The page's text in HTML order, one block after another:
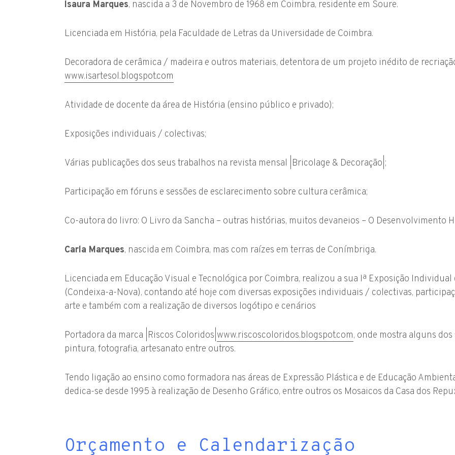
Isaura Marques, nascida a 3 de Novembro de 1968 em Coimbra, residente em Soure.
Licenciada em História, pela Faculdade de Letras da Universidade de Coimbra.
Decoradora de cerâmica / madeira e outros materiais, detentora de um projeto inédito de
www.isartesol.blogspot.com
Atividade de docente da área de História (ensino público e privado);
Exposições individuais / colectivas;
Várias publicações dos seus trabalhos na revista mensal |Bricolage & Decoração|;
Participação em fóruns e sessões de esclarecimento sobre cultura cerâmica;
Co-autora do livro: O Livro da Sancha – outras histórias, muitos devaneios – O Desenvolvimento
Carla Marques, nascida em Coimbra, mas com raízes em terras de Conímbriga.
Licenciada em Educação Visual e Tecnológica por Coimbra, realizou a sua Iª Exposição Individual
(Condeixa-a-Nova), contando até hoje com diversas exposições individuais / colectivas,
arte e também com a realização de diversos logótipo e cenários
Portadora da marca |Riscos Coloridos| www.riscoscoloridos.blogspot.com, onde mostra alguns
pintura, fotografia, artesanato entre outros.
Tendo ligação ao ensino como formadora nas áreas de Expressão Plástica e de Educação
dedica-se desde 1995 à realização de Desenho Gráfico, entre outros os Mosaicos da Casa dos
Orçamento e Calendarização